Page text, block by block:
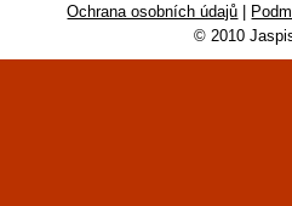
Ochrana osobních údajů |
© 2010